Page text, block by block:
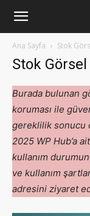
Ana Sayfa Stok
Stok Görsel
Burada bulunan
koruması ile
gereklilik sonucu
2025 WP Hub’a
kullanım
ve kullanım
adresini ziyaret